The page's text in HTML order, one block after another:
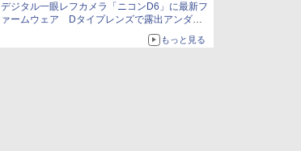
デジタル一眼レフカメラ「ニコンD6」に最新フ
ァームウェア Dタイプレンズで露出アンダー
もっと見る